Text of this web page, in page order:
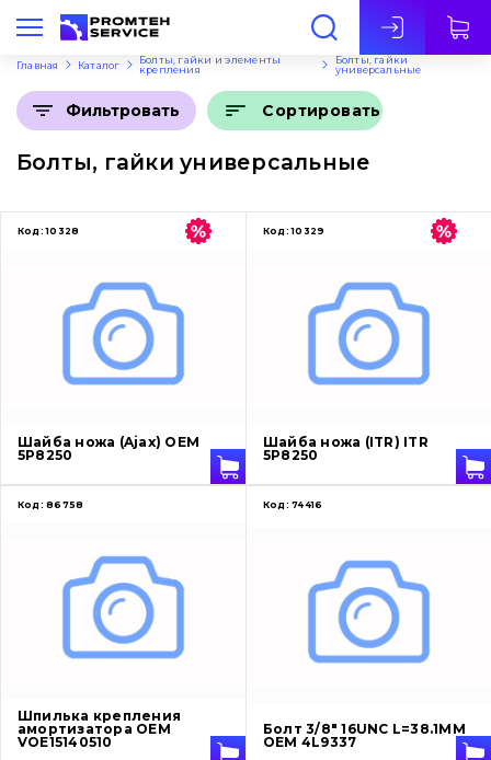
Рус
Главная Каталог
Болты, гайки и элементы
крепления
Болты, гайки
универсальные
Болты, гайки универсальные
Фильтровать Сортировать
Код: 10328
Шайба ножа (Ajax) OEM
5P8250
Код: 10329
Шайба ножа (ITR) ITR
5P8250
Код: 86758
Шпилька крепления
амортизатора OEM
VOE15140510
Код: 74416
Болт 3/8" 16UNC L=38.1MM
OEM 4L9337